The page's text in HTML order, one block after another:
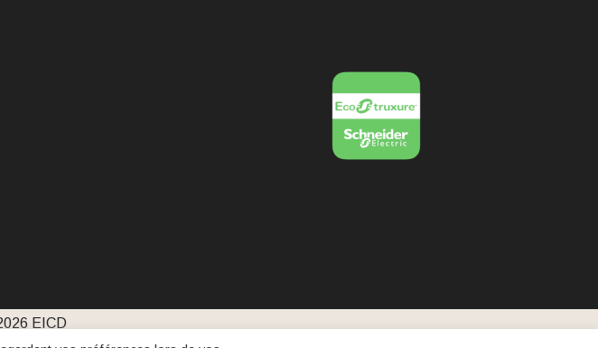
EICD